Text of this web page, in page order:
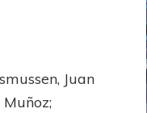
Juan